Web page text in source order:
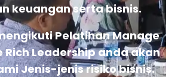
keuangan serta bisnis.
Pelatihan Manage
Rich Leadership anda akan
Jenis-jenis risiko bisnis.